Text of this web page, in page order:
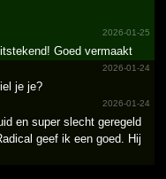
2026-01-25
Goed vermaakt
2026-01-24
je je?
2026-01-24
en super slecht geregeld
geef ik een goed. Hij